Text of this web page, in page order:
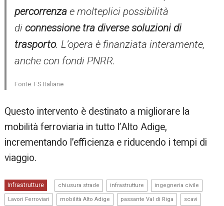
percorrenza e molteplici possibilità
diconnessione tra diverse soluzioni di
trasporto. L’opera è finanziata interamente,
anche con fondi PNRR.
Fonte: FS Italiane
Questo intervento è destinato a migliorare la
mobilità ferroviaria in tutto l’Alto Adige,
incrementando l’efficienza e riducendo i tempi di
viaggio.
Infrastrutture chiusura strade infrastrutture ingegneria civile
Lavori Ferroviari mobilità Alto Adige passante Val di Riga scavi